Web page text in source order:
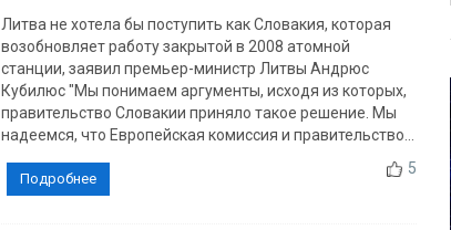
Литва не хотела бы поступить как Словакия, которая
возобновляет работу закрытой в 2008 атомной
станции, заявил премьер-министр Литвы Андрюс
Кубилюс "Мы понимаем аргументы, исходя из которых,
правительство Словакии приняло такое решение. Мы
надеемся, что Европейская комиссия и правительство...
5
Подробнее